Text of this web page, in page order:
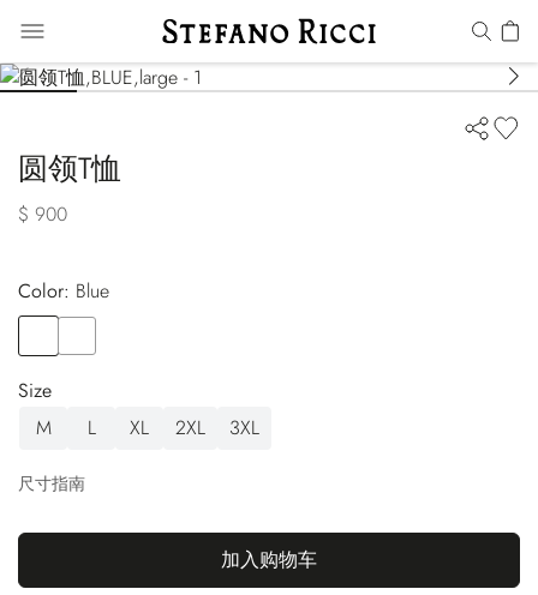
圆领T恤
$ 900
Color:
blue
Size
M
L XL 2XL 3XL
尺寸指南
加入购物车